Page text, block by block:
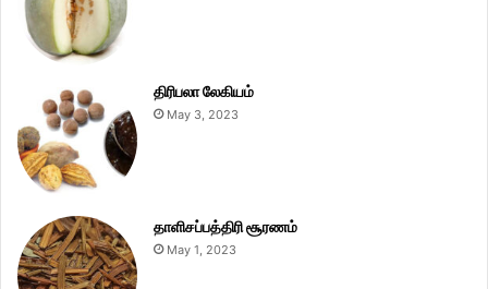
திரிபலா லேகியம்
May 3, 2023
தாளிசப்பத்திரி சூரணம்
May 1, 2023